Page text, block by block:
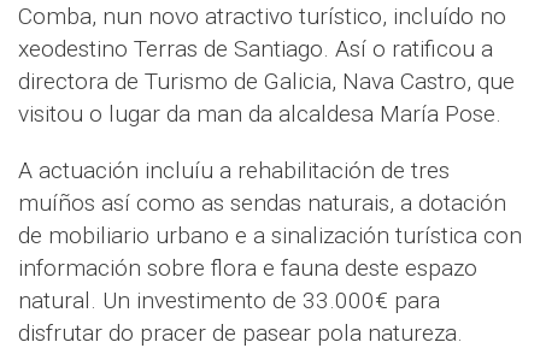
Comba, nun novo atractivo turístico, incluído no
xeodestino Terras de Santiago. Así o ratificou a
directora de Turismo de Galicia, Nava Castro, que
visitou o lugar da man da alcaldesa María Pose.
A actuación incluíu a rehabilitación de tres
muíños así como as sendas naturais, a dotación
de mobiliario urbano e a sinalización turística con
información sobre flora e fauna deste espazo
natural. Un investimento de 33.000€ para
disfrutar do pracer de pasear pola natureza.